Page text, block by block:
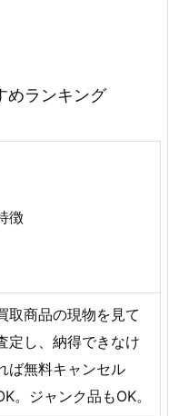
めランキング
徴
取商品の現物を見て
定し、納得できなけ
ば無料キャンセル
。ジャンク品もOK。